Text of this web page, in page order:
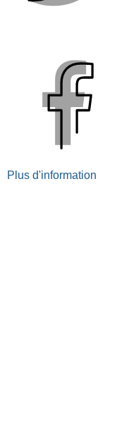
Plus d'information